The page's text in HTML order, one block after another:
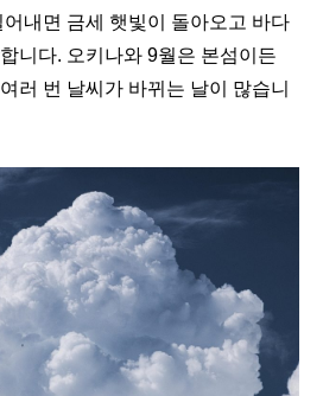
내면 금세 햇빛이 돌아오고 바다
니다. 오키나와 9월은 본섬이든
러 번 날씨가 바뀌는 날이 많습니